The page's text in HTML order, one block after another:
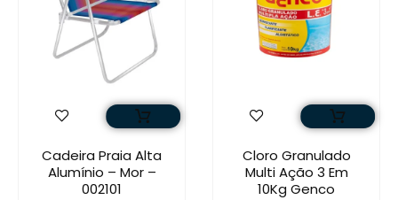
Cadeira Praia Alta
Alumínio – Mor –
002101
Cloro Granulado
Multi Ação 3 Em
10Kg Genco